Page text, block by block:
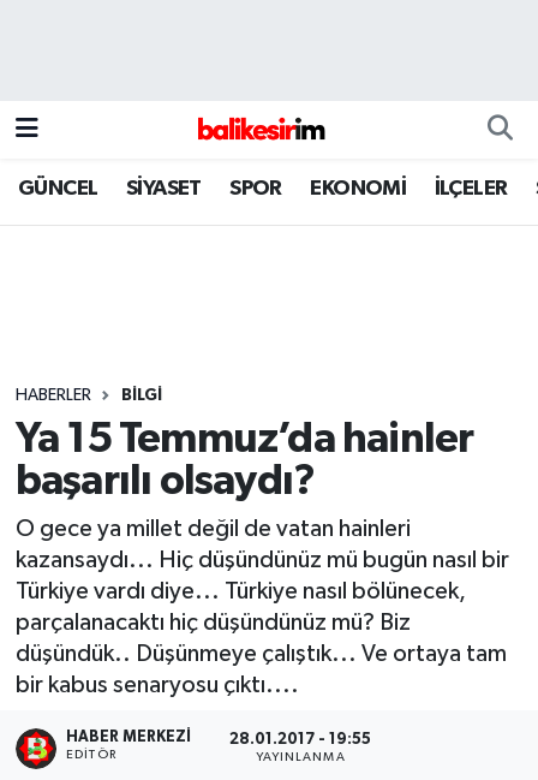
GÜNCEL SİYASET SPOR EKONOMİ İLÇELER
HABERLER BİLGİ
Ya 15 Temmuz’da hainler
başarılı olsaydı?
O gece ya millet değil de vatan hainleri
kazansaydı... Hiç düşündünüz mü bugün nasıl bir
Türkiye vardı diye... Türkiye nasıl bölünecek,
parçalanacaktı hiç düşündünüz mü? Biz
düşündük.. Düşünmeye çalıştık... Ve ortaya tam
bir kabus senaryosu çıktı....
HABER MERKEZI
EDITÖR
28.01.2017 - 19:55
YAYINLANMA